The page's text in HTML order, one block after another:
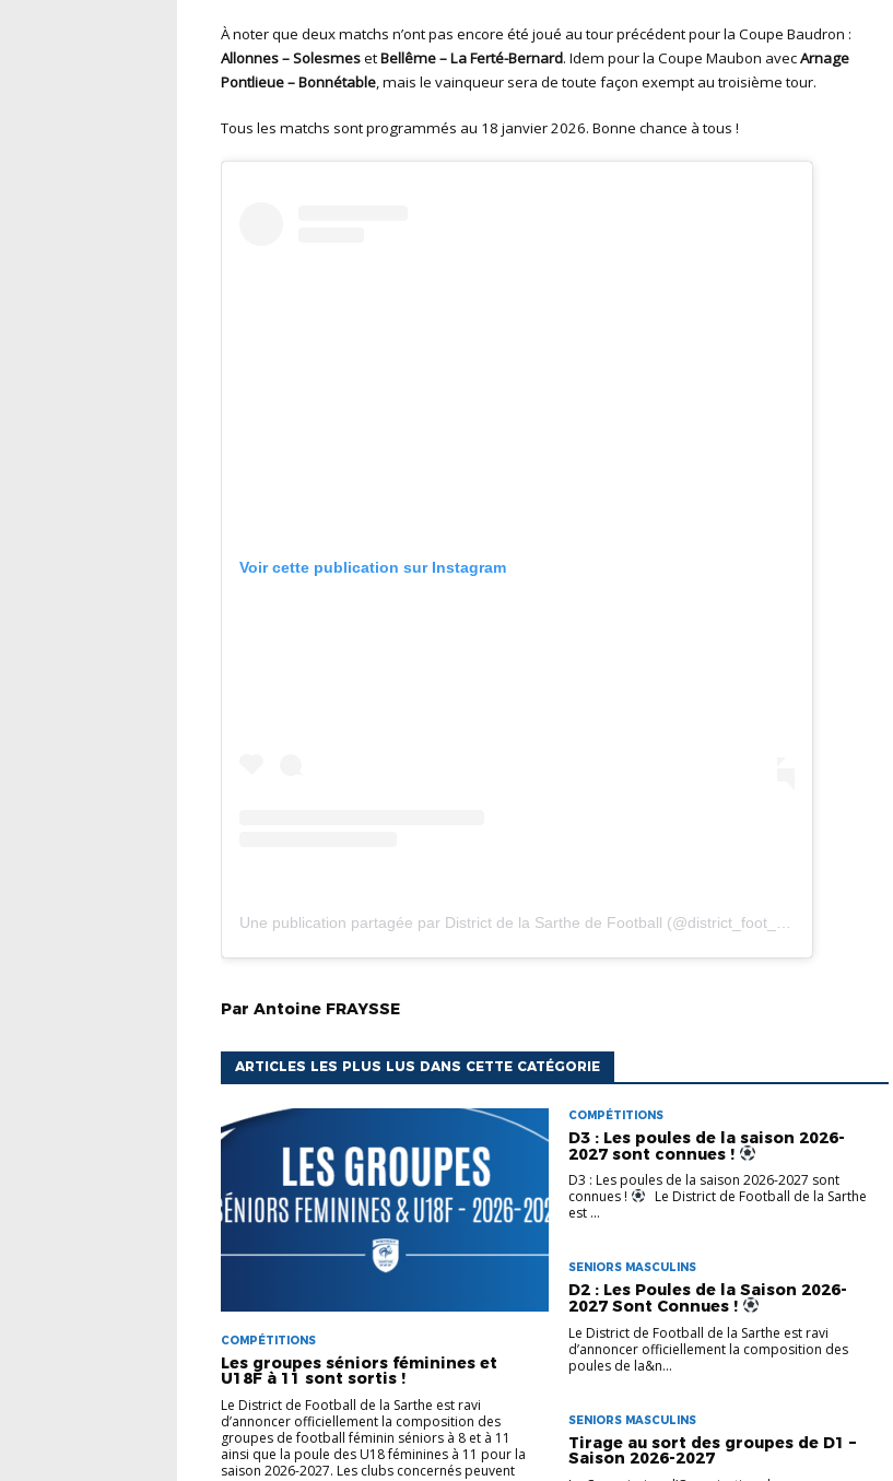
À noter que deux matchs n’ont pas encore été joué au tour précédent pour la Coupe Baudron :
Allonnes – SolesmesetBellême – La Ferté-Bernard. Idem pour la Coupe Maubon avecArnage
Pontlieue – Bonnétable , mais le vainqueur sera de toute façon exempt au troisième tour.
Tous les matchs sont programmés au 18 janvier 2026. Bonne chance à tous !
Voir cette publication sur Instagram
Une publication partagée par District de la Sarthe de Football (@district_foot_72)
Par Antoine FRAYSSE
ARTICLES LES PLUS LUS DANS CETTE CATÉGORIE
COMPÉTITIONS
Les groupes séniors féminines et
U18F à 11 sont sortis !
Le District de Football de la Sarthe est ravi
d’annoncer officiellement la composition des
groupes de football féminin séniors à 8 et à 11
ainsi que la poule des U18 féminines à 11 pour la
saison 2026-2027. Les clubs concernés peuvent
COMPÉTITIONS
D3 : Les poules de la saison 2026-
2027 sont connues !
D3 : Les poules de la saison 2026-2027 sont
connues !
Le District de Football de la Sarthe
est ...
SENIORS MASCULINS
D2 : Les Poules de la Saison 2026-
2027 Sont Connues !
Le District de Football de la Sarthe est ravi
d’annoncer officiellement la composition des
poules de la&n...
SENIORS MASCULINS
Tirage au sort des groupes de D1 –
Saison 2026-2027